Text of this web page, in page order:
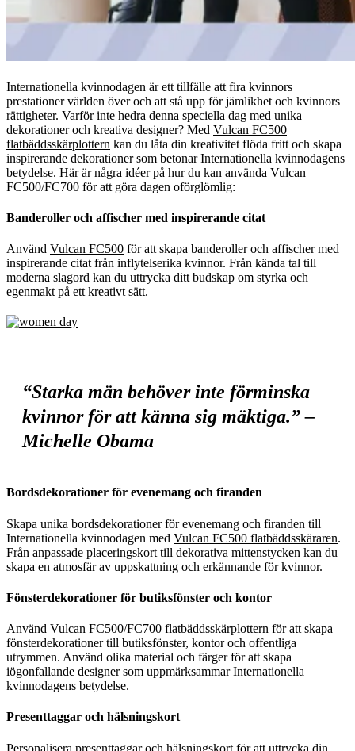
Internationella kvinnodagen är ett tillfälle att fira kvinnors
prestationer världen över och att stå upp för jämlikhet och kvinnors
rättigheter. Varför inte hedra denna speciella dag med unika
dekorationer och kreativa designer? Med Vulcan FC500
flatbäddsskärplottern kan du låta din kreativitet flöda fritt och skapa
inspirerande dekorationer som betonar Internationella kvinnodagens
betydelse. Här är några idéer på hur du kan använda Vulcan
FC500/FC700 för att göra dagen oförglömlig:
Banderoller och affischer med inspirerande citat
Använd Vulcan FC500 för att skapa banderoller och affischer med
inspirerande citat från inflytelserika kvinnor. Från kända tal till
moderna slagord kan du uttrycka ditt budskap om styrka och
egenmakt på ett kreativt sätt.
“Starka män behöver inte förminska
kvinnor för att känna sig mäktiga.” –
Michelle Obama
Bordsdekorationer för evenemang och firanden
Skapa unika bordsdekorationer för evenemang och firanden till
Internationella kvinnodagen med Vulcan FC500 flatbäddsskäraren.
Från anpassade placeringskort till dekorativa mittenstycken kan du
skapa en atmosfär av uppskattning och erkännande för kvinnor.
Fönsterdekorationer för butiksfönster och kontor
Använd Vulcan FC500/FC700 flatbäddsskärplottern för att skapa
fönsterdekorationer till butiksfönster, kontor och offentliga
utrymmen. Använd olika material och färger för att skapa
iögonfallande designer som uppmärksammar Internationella
kvinnodagens betydelse.
Presenttaggar och hälsningskort
Personalisera presenttaggar och hälsningskort för att uttrycka din